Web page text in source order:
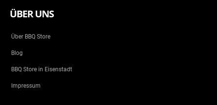
ÜBER UNS
Über BBQ Store
Blog
BBQ Store in Eisenstadt
Impressum